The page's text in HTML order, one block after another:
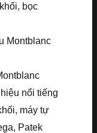
bọc
Montblanc
nổi tiếng
máy tự
Patek